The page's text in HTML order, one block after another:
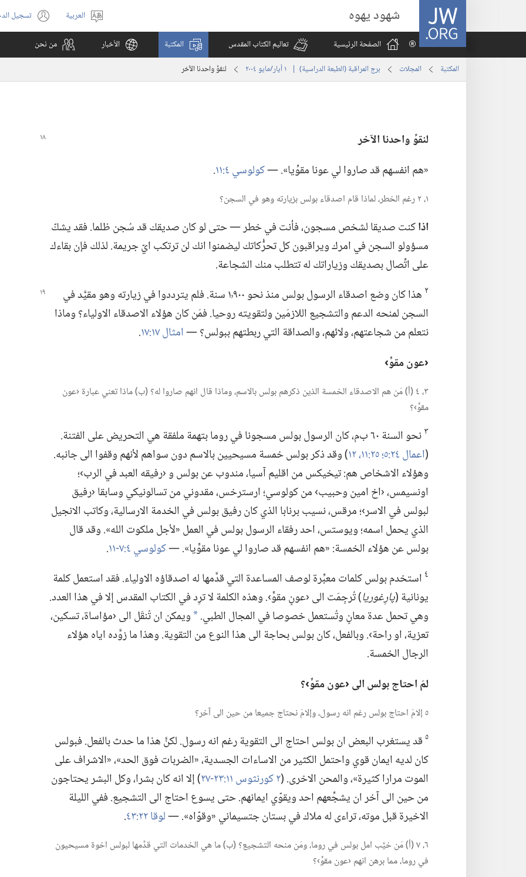
JW.ORG شهود يهوه
اختر
اللغة
العربية تسجيل(يفتح
نافذة
الصفحة الرئيسية
تعاليم الكتاب المقدس المكتبة الأخبار من نحن
المكتبة المجلات برج المراقبة (‏الطبعة الدراسية)‏ | ‏‎ ١‏ ‏‎أيار/مايو‏ ‎٢٠٠٤ لنقوِّ واحدنا الآخر
لنقوِّ واحدنا الآخر
‏«هم انفسهم قد صاروا لي عونا مقوِّيا».‏ —‏كولوسي ٤:‏١١ ‏.‏
١،‏ ٢ رغم الخطر،‏ لماذا قام اصدقاء بولس بزيارته وهو في السجن؟‏
اذاكنت صديقا لشخص مسجون،‏ فأنت في خطر —‏ حتى لو كان صديقك قد سُجن ظلما.‏ فقد يشكّ
مسؤولو السجن في امرك ويراقبون كل تحرُّكاتك ليضمنوا انك لن ترتكب ايّ جريمة.‏ لذلك فإن بقاءك
على اتِّصال بصديقك وزياراتك له تتطلب منك الشجاعة.‏
٢ هذا كان وضع اصدقاء الرسول بولس منذ نحو
١٬٩٠٠ سنة.‏ فلم يترددوا في زيارته وهو مقيَّد في
السجن لمنحه الدعم والتشجيع اللازمَين ولتقويته روحيا.‏ فمَن كان هؤلاء الاصدقاء الاولياء؟‏ وماذا
نتعلم من شجاعتهم،‏ ولائهم،‏ والصداقة التي ربطتهم ببولس؟‏ —‏امثال ١٧:‏١٧
‏.‏
‏‹عون مقوٍّ›‏
٣،‏ ٤ (‏أ)‏ مَن هم الاصدقاء الخمسة الذين ذكرهم بولس بالاسم،‏ وماذا قال انهم صاروا له؟‏ (‏ب)‏ ماذا تعني عبارة ‹عون
مقوٍّ›؟‏
٣
نحو السنة ٦٠ ب‌م،‏ كان الرسول بولس مسجونا في روما بتهمة ملفقة هي التحريض على الفتنة.‏
(‏اعمال ٢٤:‏٥؛‏
‏)‏ وقد ذكر بولس خمسة مسيحيين بالاسم دون سواهم لأنهم وقفوا الى جانبه.‏
وهؤلاء الاشخاص هم:‏ تيخيكس من اقليم آسيا،‏ مندوب عن بولس و ‹رفيقه العبد في الرب›؛‏
اونسيمس،‏ ‹اخ امين وحبيب› من كولوسي؛‏ ارسترخس،‏ مقدوني من تسالونيكي وسابقا ‹رفيق
لبولس في الاسر›؛‏ مرقس،‏ نسيب برنابا الذي كان رفيق بولس في الخدمة الارسالية،‏ وكاتب الانجيل
الذي يحمل اسمه؛‏ ويوستس،‏ احد رفقاء الرسول بولس في العمل «لأجل ملكوت الله».‏ وقد قال
بولس عن هؤلاء الخمسة:‏ «هم انفسهم قد صاروا لي عونا مقوِّيا».‏ —‏كولوسي ٤:‏٧-‏١١ ‏.‏
٤ استخدم بولس كلمات معبِّرة لوصف المساعدة التي قدَّمها له اصدقاؤه الاولياء.‏ فقد استعمل كلمة
يونانية (‏پارِغوريا‏)‏ تُرجِمَت الى ‹عونٍ مقوٍّ›.‏ وهذه الكلمة لا ترِد في الكتاب المقدس إلا في هذا العدد.‏
وهي تحمل عدة معانٍ وتُستعمل خصوصا في المجال الطبي.‏ * ويمكن ان تُنقَل الى ‹مؤاساة،‏ تسكين،‏
تعزية،‏ او راحة›.‏ وبالفعل،‏ كان بولس بحاجة الى هذا النوع من التقوية.‏ وهذا ما زوَّده اياه هؤلاء
الرجال الخمسة.‏
لمَ احتاج بولس الى ‹عون مقوٍّ›؟‏
٥ إلامَ احتاج بولس رغم انه رسول،‏ وإلامَ نحتاج جميعا من حين الى آخر؟‏
٥قد يستغرب البعض ان بولس احتاج الى التقوية رغم انه رسول.‏ لكنَّ هذا ما حدث بالفعل.‏ فبولس
كان لديه ايمان قوي واحتمل الكثير من الاساءات الجسدية،‏ «الضربات فوق الحد»،‏ «الاشراف على
الموت مرارا كثيرة»،‏ والمحن الاخرى.‏ (‏٢ كورنثوس ١١:‏٢٣-‏٢٧
‏)‏ إلا انه كان بشرا،‏ وكل البشر يحتاجون
من حين الى آخر ان يشجِّعهم احد ويقوّي ايمانهم.‏ حتى يسوع احتاج الى التشجيع.‏ ففي الليلة
الاخيرة قبل موته،‏ تراءى له ملاك في بستان جتسيماني «وقوّاه».‏ —‏لوقا ٢٢:‏٤٣ ‏.‏
٦،‏ ٧ (‏أ)‏ مَن خيَّب امل بولس في روما،‏ ومَن منحه التشجيع؟‏ (‏ب)‏ ما هي الخدمات التي قدَّمها لبولس اخوة مسيحيون
في روما،‏ مما برهن انهم ‹عون مقوٍّ›؟‏